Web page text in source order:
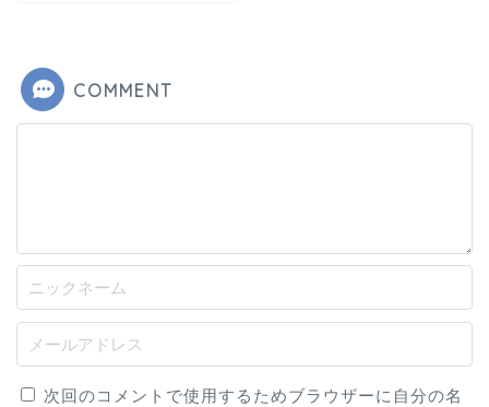
COMMENT
次回のコメントで使用するためブラウザーに自分の名